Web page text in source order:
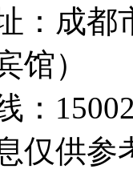
：成都
馆）
：
仅供参